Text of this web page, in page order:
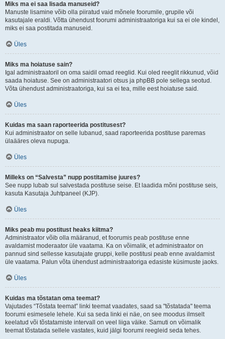
Miks ma ei saa lisada manuseid?
Manuste lisamine võib olla piiratud vaid mõnele foorumile, grupile või
kasutajale eraldi. Võtta ühendust foorumi administraatoriga kui sa ei ole kindel,
miks ei saa postitada manuseid.
Üles
Miks ma hoiatuse sain?
Igal administraatoril on oma saidil omad reeglid. Kui oled reeglit rikkunud, võid
saada hoiatuse. See on administraatori otsus ja phpBB pole sellega seotud.
Võta ühendust administraatoriga, kui sa ei tea, mille eest hoiatuse said.
Üles
Kuidas ma saan raporteerida postitusest?
Kui administraator on selle lubanud, saad raporteerida postituse paremas
ülaääres oleva nupuga.
Üles
Milleks on “Salvesta” nupp postitamise juures?
See nupp lubab sul salvestada postituse seise. Et laadida mõni postituse seis,
kasuta Kasutaja Juhtpaneel (KJP).
Üles
Miks peab mu postitust heaks kiitma?
Administraator võib olla määranud, et foorumis peab postituse enne
avaldamist moderaator üle vaatama. Ka on võimalik, et administraator on
pannud sind sellesse kasutajate gruppi, kelle postitusi peab enne avaldamist
üle vaatama. Palun võta ühendust administraatoriga edasiste küsimuste jaoks.
Üles
Kuidas ma tõstatan oma teemat?
Vajutades “Tõstata teemat” linki teemat vaadates, saad sa "tõstatada" teema
foorumi esimesele lehele. Kui sa seda linki ei näe, on see moodus ilmselt
keelatud või tõstatamiste intervall on veel liiga väike. Samuti on võimalik
teemat tõstatada sellele vastates, kuid jälgi foorumi reegleid seda tehes.